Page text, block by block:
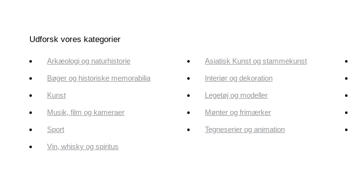
Udforsk vores kategorier
Arkæologi og naturhistorie Asiatisk Kunst og stammekunst
Bøger og historiske memorabilia Interiør og dekoration
Kunst Legetøj og modeller
Musik, film og kameraer Mønter og frimærker
Sport Tegneserier og animation
Vin, whisky og spiritus